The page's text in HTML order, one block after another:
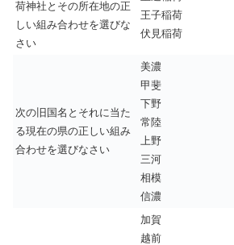
荷神社とその所在地の正
しい組み合わせを選びな
さい
王子稲荷
伏見稲荷
次の旧国名とそれに当た
る現在の県の正しい組み
合わせを選びなさい
美濃
甲斐
下野
常陸
上野
三河
相模
信濃
加賀
越前